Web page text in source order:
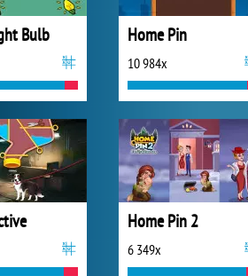
Bulb Home Pin
10 984x
Home Pin 2
6 349x